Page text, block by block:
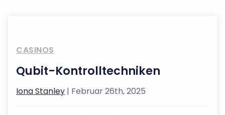
CASINOS
Qubit-Kontrolltechniken
Iona Stanley | Februar 26th, 2025